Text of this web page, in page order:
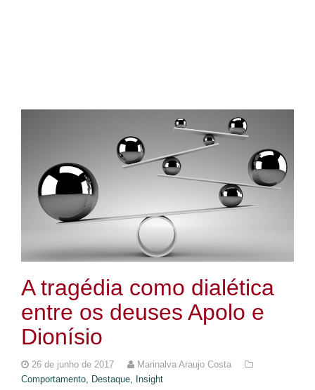
A tragédia como dialética
entre os deuses Apolo e
Dionísio
26 de junho de 2017
Marinalva Araujo Costa
Comportamento, Destaque, Insight